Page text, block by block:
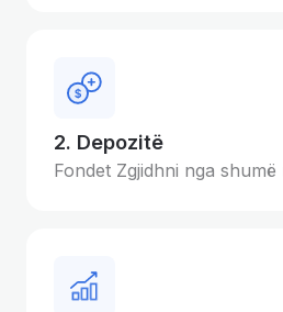
2. Depozitë
Fondet Zgjidhni nga shumë